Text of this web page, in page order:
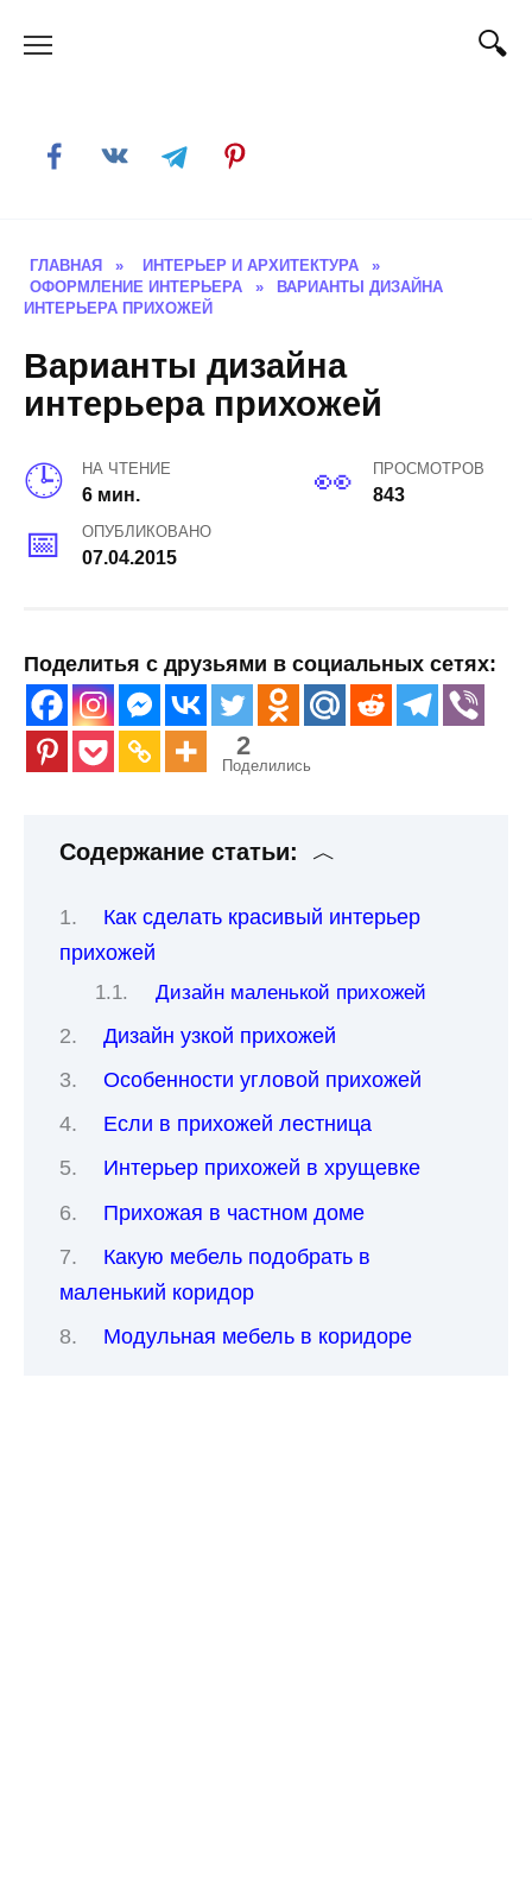
ГЛАВНАЯ » ИНТЕРЬЕР И АРХИТЕКТУРА
»
ОФОРМЛЕНИЕ ИНТЕРЬЕРА
»
ВАРИАНТЫ ДИЗАЙНА
ИНТЕРЬЕРА ПРИХОЖЕЙ
Варианты дизайна
интерьера прихожей
НА ЧТЕНИЕ
6 мин.
ПРОСМОТРОВ
843
ОПУБЛИКОВАНО
07.04.2015
Поделитья с друзьями в социальных сетях:
2
Поделились
Содержание статьи:
Как сделать красивый интерьер
прихожей
Дизайн маленькой прихожей
Дизайн узкой прихожей
Особенности угловой прихожей
Если в прихожей лестница
Интерьер прихожей в хрущевке
Прихожая в частном доме
Какую мебель подобрать в
маленький коридор
Модульная мебель в коридоре